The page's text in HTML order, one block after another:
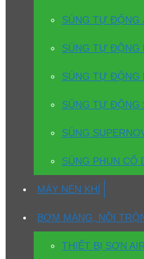
SÚNG TỰ ĐỘNG
SÚNG TỰ ĐỘNG
SÚNG TỰ ĐỘNG
SÚNG TỰ ĐỘNG
SÚNG
SÚNG PHUN CỔ
MÁY NÉN KHÍ
BƠM MÀNG, NỒI
THIẾT BỊ SƠN